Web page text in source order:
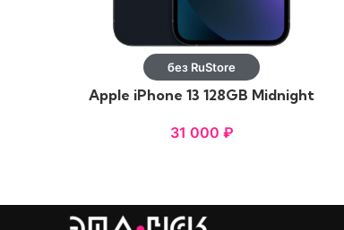
без RuStore
Apple iPhone 13 128GB Midnight
31 000 ₽